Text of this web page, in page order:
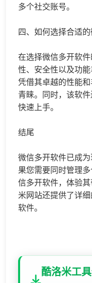
多个社交账号。
四、如何选择合适
在选择微信多开软
性、安全性以及功
凭借其卓越的性能
青睐。同时，该软
快速上手。
结尾
微信多开软件已成
果您需要同时管理
信多开软件，体验
米网站还提供了详
软件。
酷洛米工